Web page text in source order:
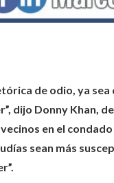
de odio, ya
dijo Donny Khan,
en el
sean más